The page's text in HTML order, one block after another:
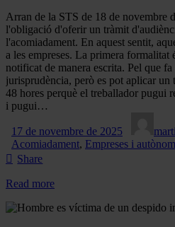
Arran de la STS de 18 de novembre
l'obligació d'oferir un tràmit
l'acomiadament. En aquest sentit,
a les empreses. La primera formalitat
notificat de manera escrita. Pel que
jurisprudència, però es pot aplicar un
48 hores perquè el treballador pugui
i pugui…
17 de novembre de 2025
Acomiadament, Empreses i
Share
Read more